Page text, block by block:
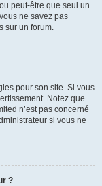
peut-être que seul un
ne savez pas
sur un forum.
pour son site. Si vous
Notez que
n’est pas concerné
si vous ne
?